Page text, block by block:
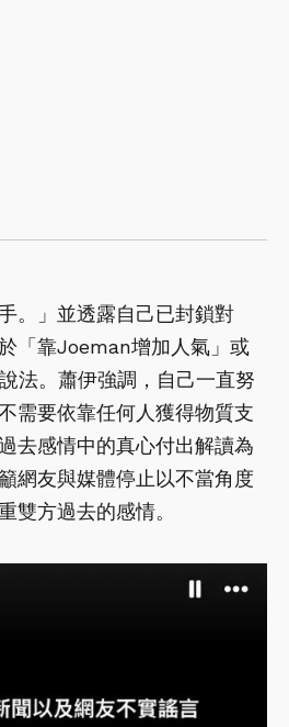
。」並透露自己已封鎖對
「靠Joeman增加人氣」或
法。蕭伊強調，自己一直努
需要依靠任何人獲得物質支
去感情中的真心付出解讀為
網友與媒體停止以不當角度
雙方過去的感情。